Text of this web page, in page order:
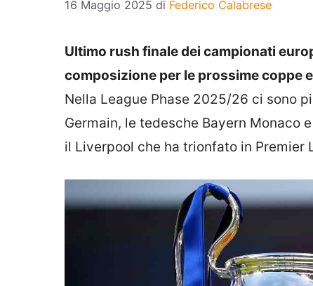
16 Maggio 2025 di Federico Calabrese
Ultimo rush finale dei campionati
composizione per le prossime coppe
Nella League Phase 2025/26 ci sono
Germain, le tedesche Bayern Monaco
il Liverpool che ha trionfato in Premier